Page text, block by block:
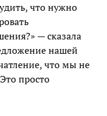
что нужно
— сказала
нашей
что мы не
просто